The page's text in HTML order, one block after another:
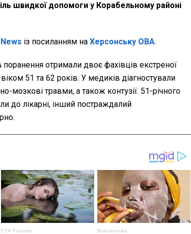
швидкої допомоги у Корабельному районі
із посиланням на Херсонську ОВА.
отримали двоє фахівців екстреної
51 та 62 років. У медиків діагностували
мозкові травми, а також контузії. 51-річного
до лікарні, інший постраждалий